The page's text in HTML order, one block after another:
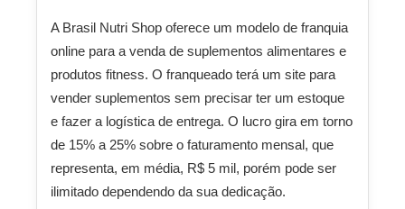
A Brasil Nutri Shop oferece um modelo de franquia
online para a venda de suplementos alimentares e
produtos fitness. O franqueado terá um site para
vender suplementos sem precisar ter um estoque
e fazer a logística de entrega. O lucro gira em torno
de 15% a 25% sobre o faturamento mensal, que
representa, em média, R$ 5 mil, porém pode ser
ilimitado dependendo da sua dedicação.